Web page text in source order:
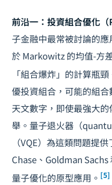
前沿一：投資組合優化
子金融中最常被討論的
於 Markowitz 的均值-方
「組合爆炸」的計算瓶頸
優投資組合，可能的組
天文數字，即使最強大
舉。量子退火器（
（VQE）為這類問題提
Chase、Goldman Sachs
量子優化的原型應用。 [5]